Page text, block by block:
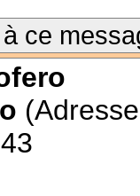
ce